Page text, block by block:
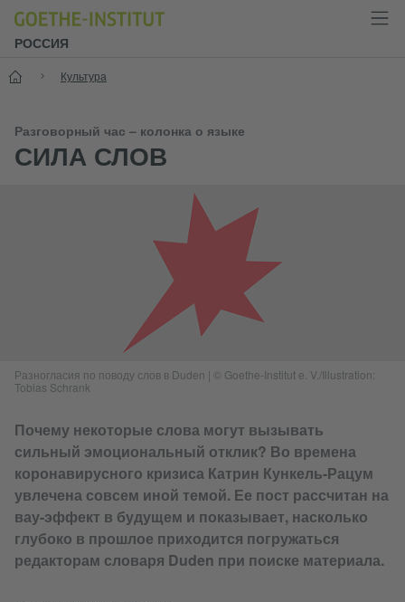
РОССИЯ
Старт
Культура
Разговорный час – колонка о языке
СИЛА СЛОВ
Разногласия по поводу слов в Duden | © Goethe-Institut e. V./Illustration:
Tobias Schrank
Почему некоторые слова могут вызывать
сильный эмоциональный отклик? Во времена
коронавирусного кризиса Катрин Кункель-Рацум
увлечена совсем иной темой. Ее пост рассчитан на
вау-эффект в будущем и показывает, насколько
глубоко в прошлое приходится погружаться
редакторам словаря Duden при поиске материала.